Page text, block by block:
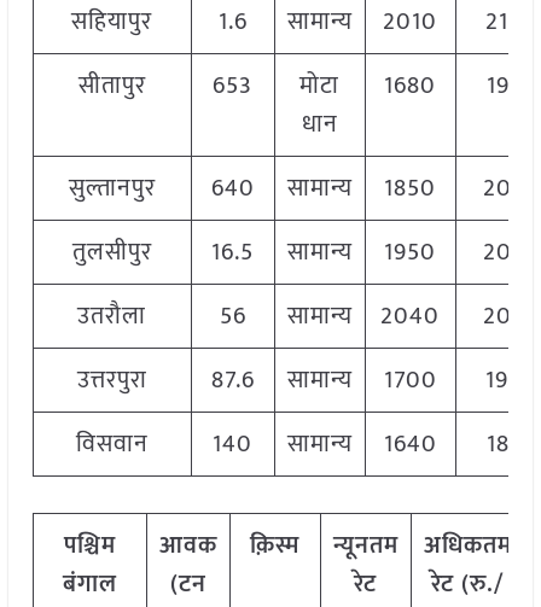
सहियापुर
1.6 सामान्य 2010
2100
सीतापुर
653
मोटा
धान
1680 1950
सुल्तानपुर 640 सामान्य 1850
2040
तुलसीपुर
16.5 सामान्य 1950
2040
उतरौला
56 सामान्य 2040
2040
उत्तरपुरा
87.6 सामान्य 1700
1900
विसवान
140 सामान्य 1640 1850
पश्चिम
बंगाल
आवक
(टन
क़िस्म
न्यूनतम
रेट
अधिकतम
रेट (रु./